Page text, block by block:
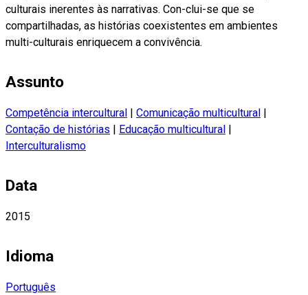
culturais inerentes às narrativas. Con-clui-se que se
compartilhadas, as histórias coexistentes em ambientes
multi-culturais enriquecem a convivência.
Assunto
Competência intercultural | Comunicação multicultural |
Contação de histórias | Educação multicultural |
Interculturalismo
Data
2015
Idioma
Português